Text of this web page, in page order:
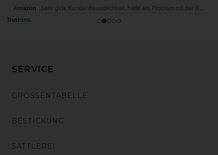
SERVICE
GRÖSSENTABELLE
BESTICKUNG
SATTLEREI